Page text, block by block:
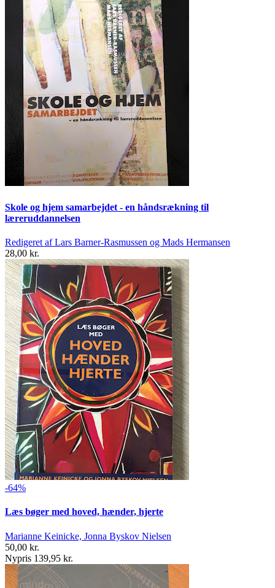
Skole og hjem samarbejdet - en håndsrækning til
læreruddannelsen
Redigeret af Lars Barner-Rasmussen og Mads Hermansen
28,00 kr.
-64%
Læs bøger med hoved, hænder, hjerte
Marianne Keinicke, Jonna Byskov Nielsen
50,00 kr.
Nypris 139,95 kr.